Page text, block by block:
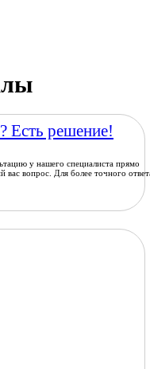
Есть решение!
у нашего специалиста прямо
вас вопрос. Для более точного